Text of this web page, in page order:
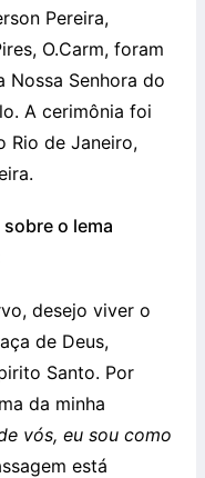
Pereira,
O.Carm, foram
Nossa Senhora do
A cerimônia foi
Rio de Janeiro,
o lema
desejo viver o
de Deus,
Santo. Por
da minha
vós, eu sou como
está